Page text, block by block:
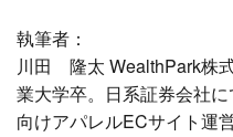
執筆者：
川田 隆太 WealthPark株
業大学卒。日系証券会社
向けアパレルECサイト運